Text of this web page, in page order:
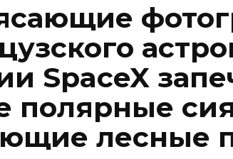
SpaceX
полярные
лесные